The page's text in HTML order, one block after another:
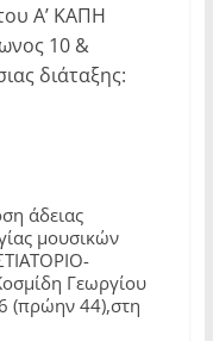
Α’ ΚΑΠΗ
10 &
διάταξης:
άδειας
μουσικών
Γεωργίου
(πρώην 44),στη